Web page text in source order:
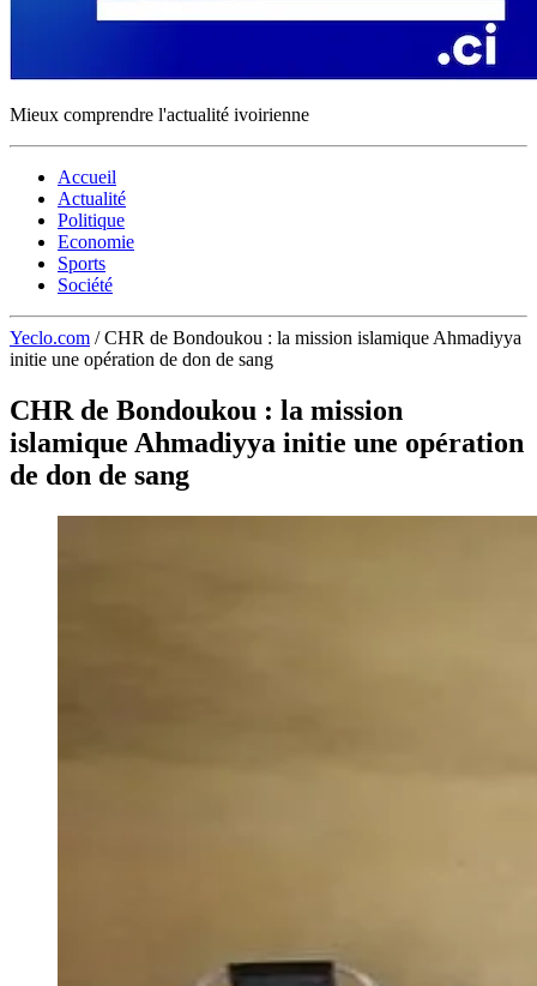
Mieux comprendre l'actualité ivoirienne
Accueil
Actualité
Politique
Economie
Sports
Société
Yeclo.com / CHR de Bondoukou : la mission islamique Ahmadiyya
initie une opération de don de sang
CHR de Bondoukou : la mission
islamique Ahmadiyya initie une opération
de don de sang